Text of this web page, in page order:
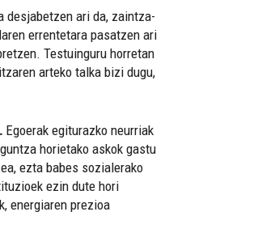
desjabetzen ari da, zaintza-
errentetara pasatzen ari
Testuinguru horretan
arteko talka bizi dugu,
Egoerak egiturazko neurriak
horietako askok gastu
ezta babes sozialerako
ezin dute hori
energiaren prezioa